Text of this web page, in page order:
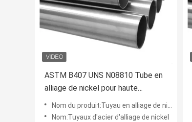
ASTM B407 UNS N08810 Tube en
alliage de nickel pour haute
pression et haute température
Nom du produit:Tuyau en alliage de nickel
Nom:Tuyaux d'acier d'alliage de nickel